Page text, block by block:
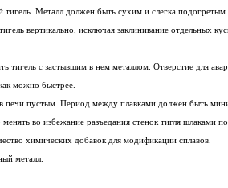
тигель. Металл должен быть сухим и слегка
вертикально, исключая заклинивание отдельных
тигель с застывшим в нем металлом. Отверстие для
можно быстрее.
печи пустым. Период между плавками должен быть
во избежание разъедания стенок тигля шлаками по
химических добавок для модификации сплавов.
металл.